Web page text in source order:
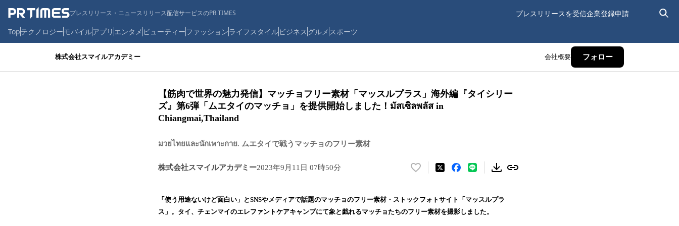
プレスリリース・ニュースリリース配信サービスのPR TIMES プレスリリースを受信企業登録申請
Topテクノロジーモバイルアプリ エンタメ ビューティーファッションライフスタイルビジネス グルメ スポーツ
株式会社スマイルアカデミー 会社概要 フォロー
【筋肉で世界の魅力発信】マッチョフリー素材「マッスルプラス」海外編『タイシリー
ズ』第6弾「ムエタイのマッチョ」を提供開始しました！มัสเซิลพลัส in
Chiangmai,Thailand
มวยไทยและนักเพาะกาย. ムエタイで戦うマッチョのフリー素材
株式会社スマイルアカデミー2023年9月11日 07時50分
い
！
数
「使う用途ないけど面白い」とSNSやメディアで話題のマッチョのフリー素材・ストックフォトサイト「マッスルプラ
ス」。タイ、チェンマイのエレファントケアキャンプにて象と戯れるマッチョたちのフリー素材を撮影しました。